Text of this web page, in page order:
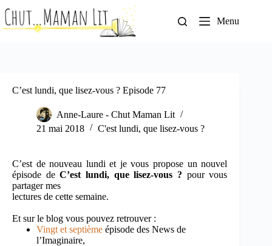
au
contenu
Menu
C’est lundi, que lisez-vous ? Episode 77
Anne-Laure - Chut Maman Lit
21 mai 2018
C'est lundi, que lisez-vous ?
C’est de nouveau lundi et je vous propose un nouvel
épisode deC’est lundi, que lisez-vous ? pour vous
partager mes
lectures de cette semaine.
Et sur le blog vous pouvez retrouver :
Vingt et septième épisode des News de
l’Imaginaire,